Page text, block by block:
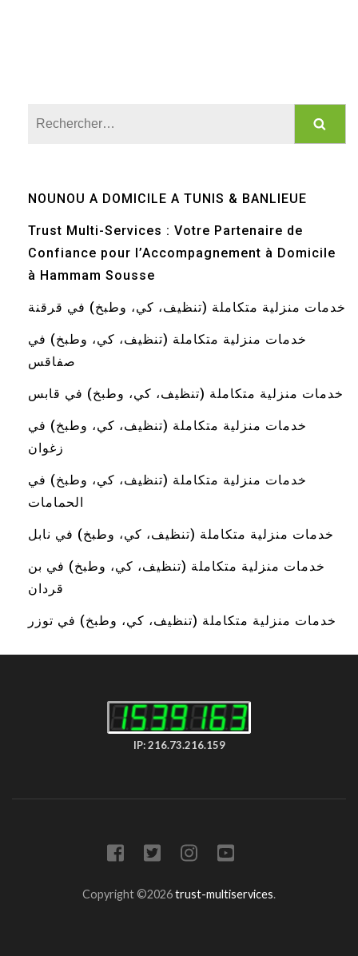
NOUNOU A DOMICILE A TUNIS & BANLIEUE
Trust Multi-Services : Votre Partenaire de
Confiance pour l’Accompagnement à Domicile
à Hammam Sousse
خدمات منزلية متكاملة (تنظيف، كي، وطبخ) في قرقنة
خدمات منزلية متكاملة (تنظيف، كي، وطبخ) في
صفاقس
خدمات منزلية متكاملة (تنظيف، كي، وطبخ) في قابس
خدمات منزلية متكاملة (تنظيف، كي، وطبخ) في
زغوان
خدمات منزلية متكاملة (تنظيف، كي، وطبخ) في
الحمامات
خدمات منزلية متكاملة (تنظيف، كي، وطبخ) في نابل
خدمات منزلية متكاملة (تنظيف، كي، وطبخ) في بن
قردان
خدمات منزلية متكاملة (تنظيف، كي، وطبخ) في توزر
IP: 216.73.216.159
Copyright ©2026trust-multiservices.